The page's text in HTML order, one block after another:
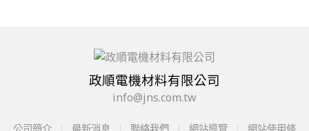
政順電機材料有限公司
info@jns.com.tw